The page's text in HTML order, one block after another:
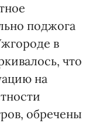
поджога
в
что
на
обречены